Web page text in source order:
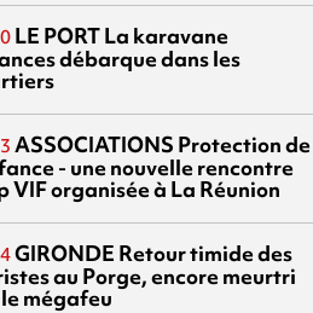
LE PORTLa karavane
débarque dans les
ASSOCIATIONS Protection de
- une nouvelle rencontre
VIF organisée à La Réunion
GIRONDE Retour timide des
au Porge, encore meurtri
mégafeu